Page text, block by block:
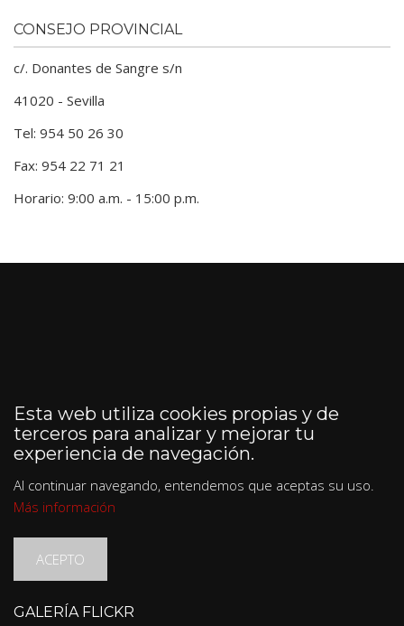
CONSEJO PROVINCIAL
c/. Donantes de Sangre s/n
41020 - Sevilla
Tel: 954 50 26 30
Fax: 954 22 71 21
Horario: 9:00 a.m. - 15:00 p.m.
Esta web utiliza cookies propias y de
terceros para analizar y mejorar tu
experiencia de navegación.
Al continuar navegando, entendemos que aceptas su uso.
Más información
ACEPTO
GALERÍA FLICKR